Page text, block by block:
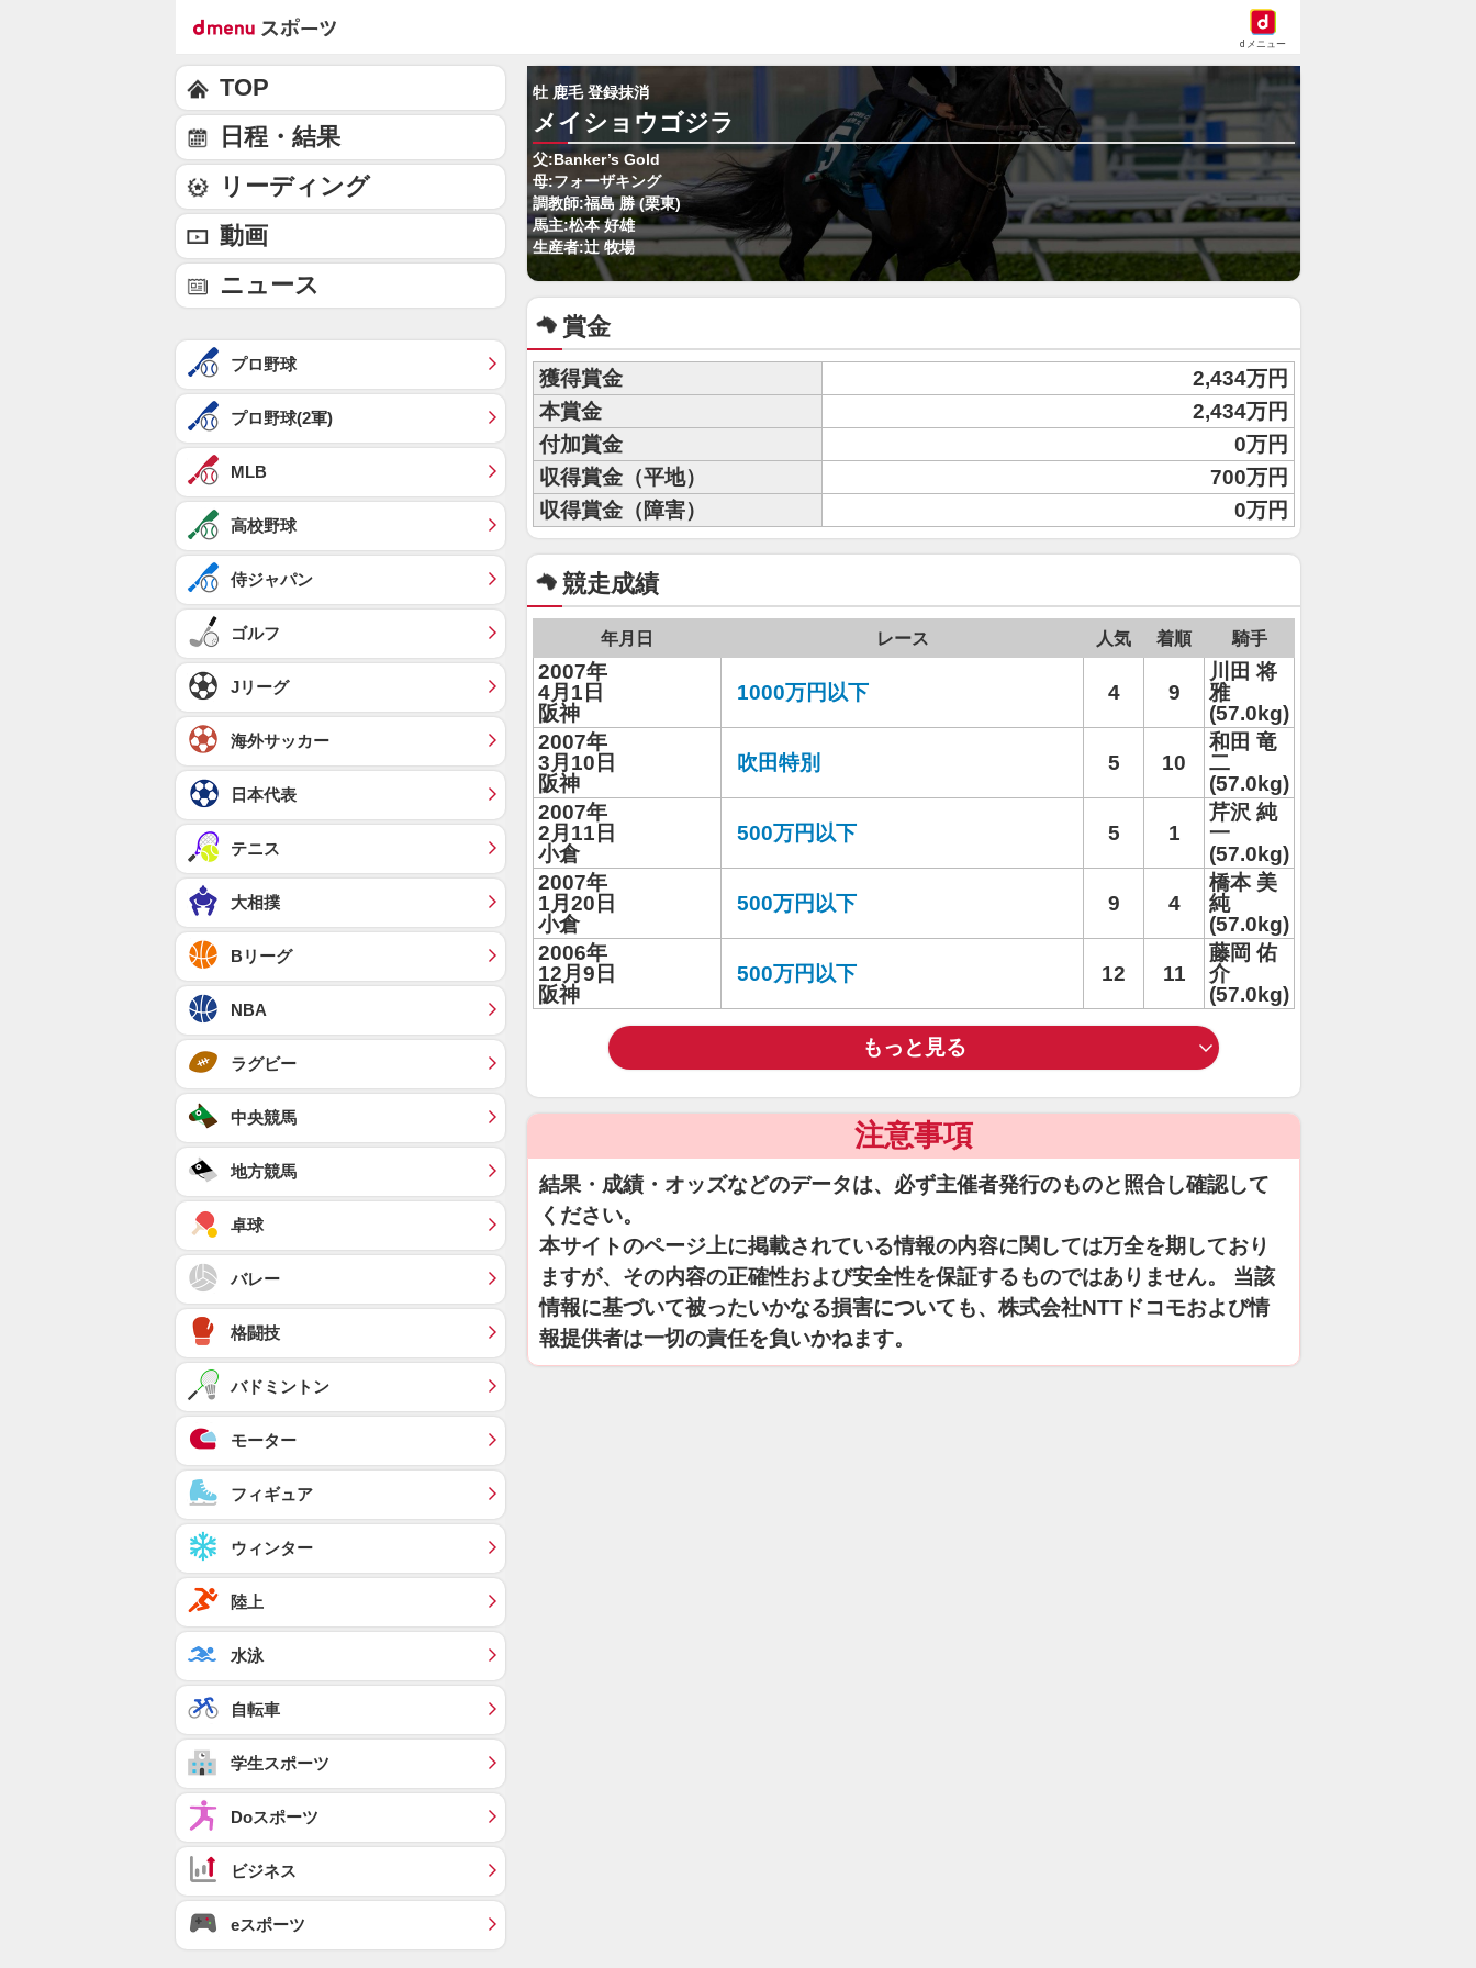
dメニュー
牡 鹿毛 登録抹消
メイショウゴジラ
父:Banker’s Gold
母:フォーザキング
調教師:福島 勝 (栗東)
馬主:松本 好雄
生産者:辻 牧場
賞金
獲得賞金
2,434万円
本賞金
2,434万円
付加賞金
0万円
収得賞金（平地）
700万円
収得賞金（障害）
0万円
競走成績
年月日 レース 人気 着順 騎手
2007年
4月1日
阪神
1000万円以下 4 9
川田 将
雅
(57.0kg)
2007年
3月10日
阪神
吹田特別 5 10
和田 竜
二
(57.0kg)
2007年
2月11日
小倉
500万円以下 5 1
芹沢 純
一
(57.0kg)
2007年
1月20日
小倉
500万円以下 9 4
橋本 美
純
(57.0kg)
2006年
12月9日
阪神
500万円以下 12 11
藤岡 佑
介
(57.0kg)
もっと見る
注意事項
結果・成績・オッズなどのデータは、必ず主催者発行のものと照合し確認して
ください。
本サイトのページ上に掲載されている情報の内容に関しては万全を期しており
ますが、その内容の正確性および安全性を保証するものではありません。 当該
情報に基づいて被ったいかなる損害についても、株式会社NTTドコモおよび情
報提供者は一切の責任を負いかねます。
TOP
日程・結果
リーディング
動画
ニュース
プロ野球
プロ野球(2軍)
MLB
高校野球
侍ジャパン
ゴルフ
Jリーグ
海外サッカー
日本代表
テニス
大相撲
Bリーグ
NBA
ラグビー
中央競馬
地方競馬
卓球
バレー
格闘技
バドミントン
モーター
フィギュア
ウィンター
陸上
水泳
自転車
学生スポーツ
Doスポーツ
ビジネス
eスポーツ